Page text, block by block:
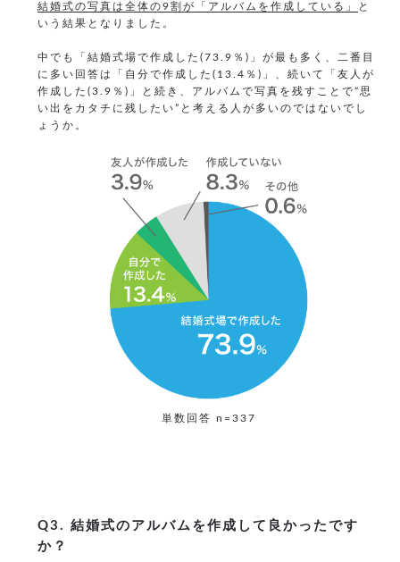
結婚式の写真は全体の9割が「アルバムを作成している」
と
いう結果となりました。
中でも「結婚式場で作成した(73.9％)」が最も多く、二番目
に多い回答は「自分で作成した(13.4％)」、続いて「友人が
作成した(3.9％)」と続き、アルバムで写真を残すことで“思
い出をカタチに残したい”と考える人が多いのではないでし
ょうか。
単数回答 n=337
Q3. 結婚式のアルバムを作成して良かったです
か？